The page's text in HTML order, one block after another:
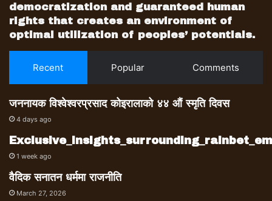
democratization and guaranteed human
rights that creates an environment of
optimal utilization of peoples’ potentials.
Recent Popular Comments
जननायक विश्वेश्वरप्रसाद कोइरालाको ४४ औं स्मृति दिवस
4 days ago
1 week ago
वैदिक सनातन धर्ममा राजनीति
March 27, 2026